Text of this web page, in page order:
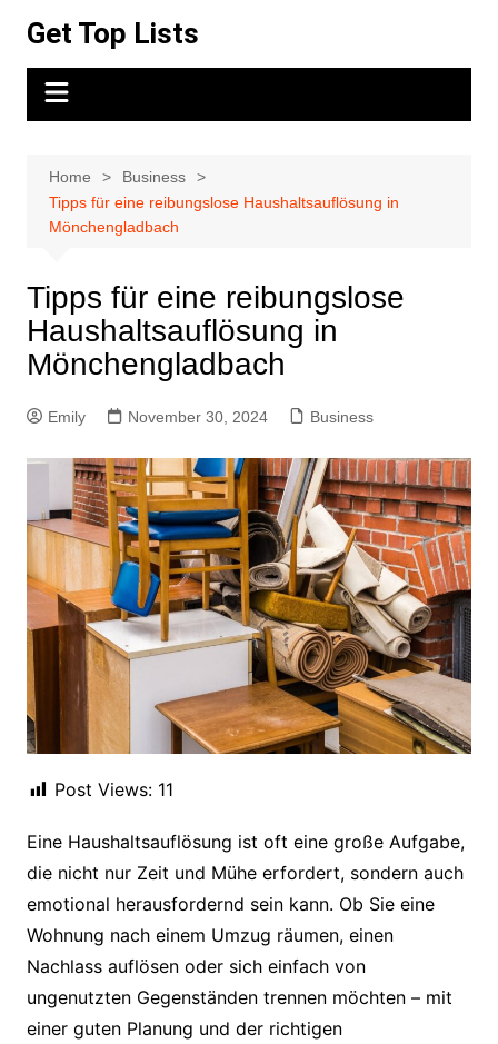
content
Get Top Lists
Home
Business
Tipps für eine reibungslose Haushaltsauflösung in
Mönchengladbach
Tipps für eine reibungslose
Haushaltsauflösung in
Mönchengladbach
Emily November 30, 2024 Business
Post Views: 11
Eine Haushaltsauflösung ist oft eine große Aufgabe,
die nicht nur Zeit und Mühe erfordert, sondern auch
emotional herausfordernd sein kann. Ob Sie eine
Wohnung nach einem Umzug räumen, einen
Nachlass auflösen oder sich einfach von
ungenutzten Gegenständen trennen möchten – mit
einer guten Planung und der richtigen